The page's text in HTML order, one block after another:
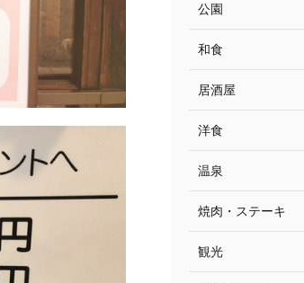
公園
和食
居酒屋
洋食
温泉
焼肉・ステーキ
観光